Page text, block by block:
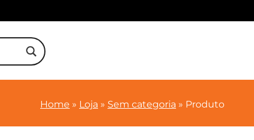
Home » Loja » Sem categoria » Produto